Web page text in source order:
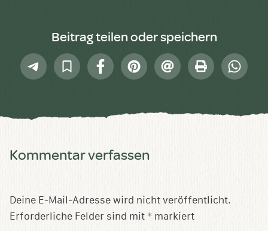
Beitrag teilen oder speichern
Telegram
In
Sammlung
FacebookPinterest
E-
Mail
Drucken
Kommentar verfassen
Deine E-Mail-Adresse wird nicht veröffentlicht.
Erforderliche Felder sind mit * markiert